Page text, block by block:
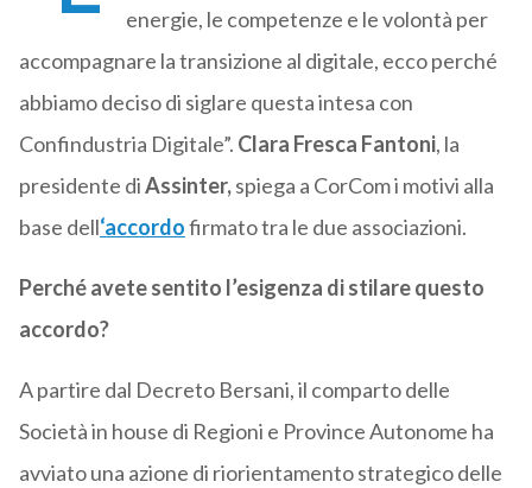
energie, le competenze e le volontà per
accompagnare la transizione al digitale, ecco perché
abbiamo deciso di siglare questa intesa con
Confindustria Digitale”. Clara Fresca Fantoni, la
presidente diAssinter,spiega a CorCom i motivi alla
base dell‘accordofirmato tra le due associazioni.
Perché avete sentito l’esigenza di stilare questo
accordo?
A partire dal Decreto Bersani, il comparto delle
Società in house di Regioni e Province Autonome ha
avviato una azione di riorientamento strategico delle